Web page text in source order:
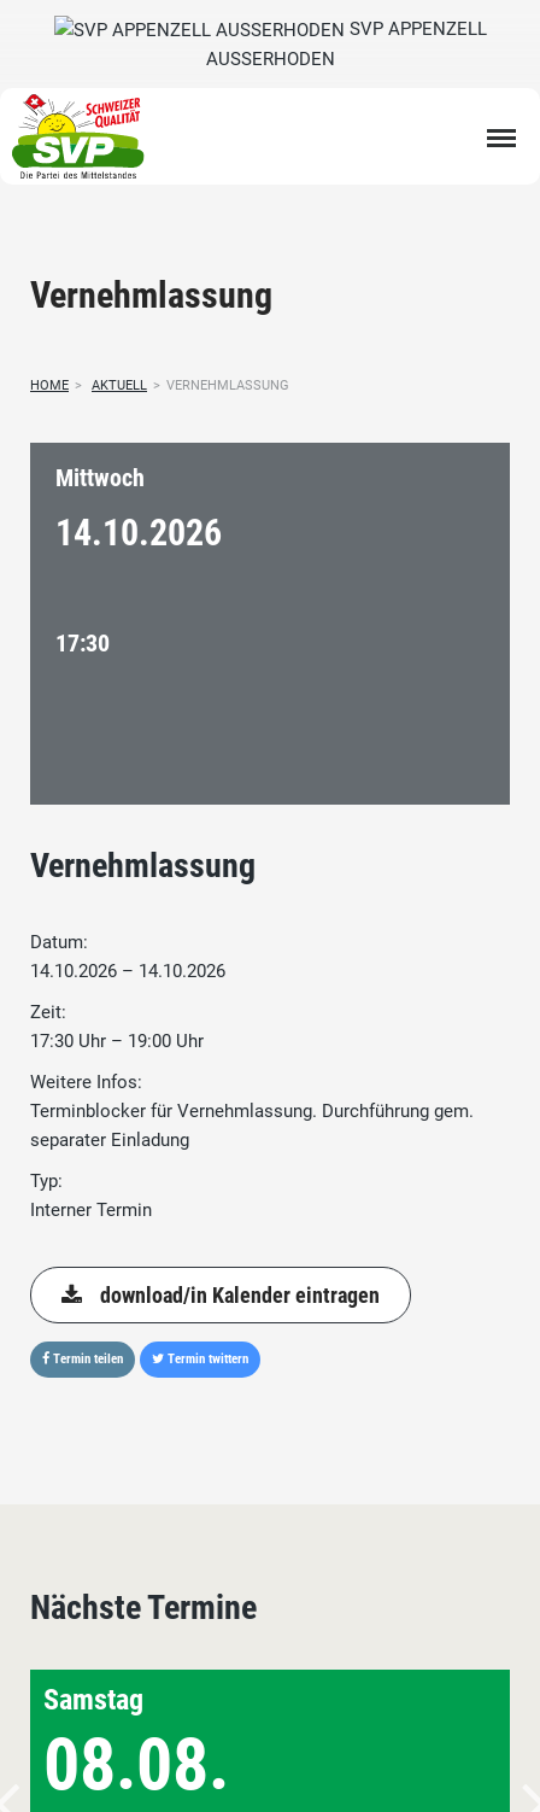
SVP APPENZELL
AUSSERHODEN
Vernehmlassung
HOME > AKTUELL > VERNEHMLASSUNG
Mittwoch
14.10.2026
17:30
Vernehmlassung
Datum:
14.10.2026 – 14.10.2026
Zeit:
17:30 Uhr – 19:00 Uhr
Weitere Infos:
Terminblocker für Vernehmlassung. Durchführung gem.
separater Einladung
Typ:
Interner Termin
download/in Kalender eintragen
Termin teilen Termin twittern
Nächste Termine
Samstag
08.08.